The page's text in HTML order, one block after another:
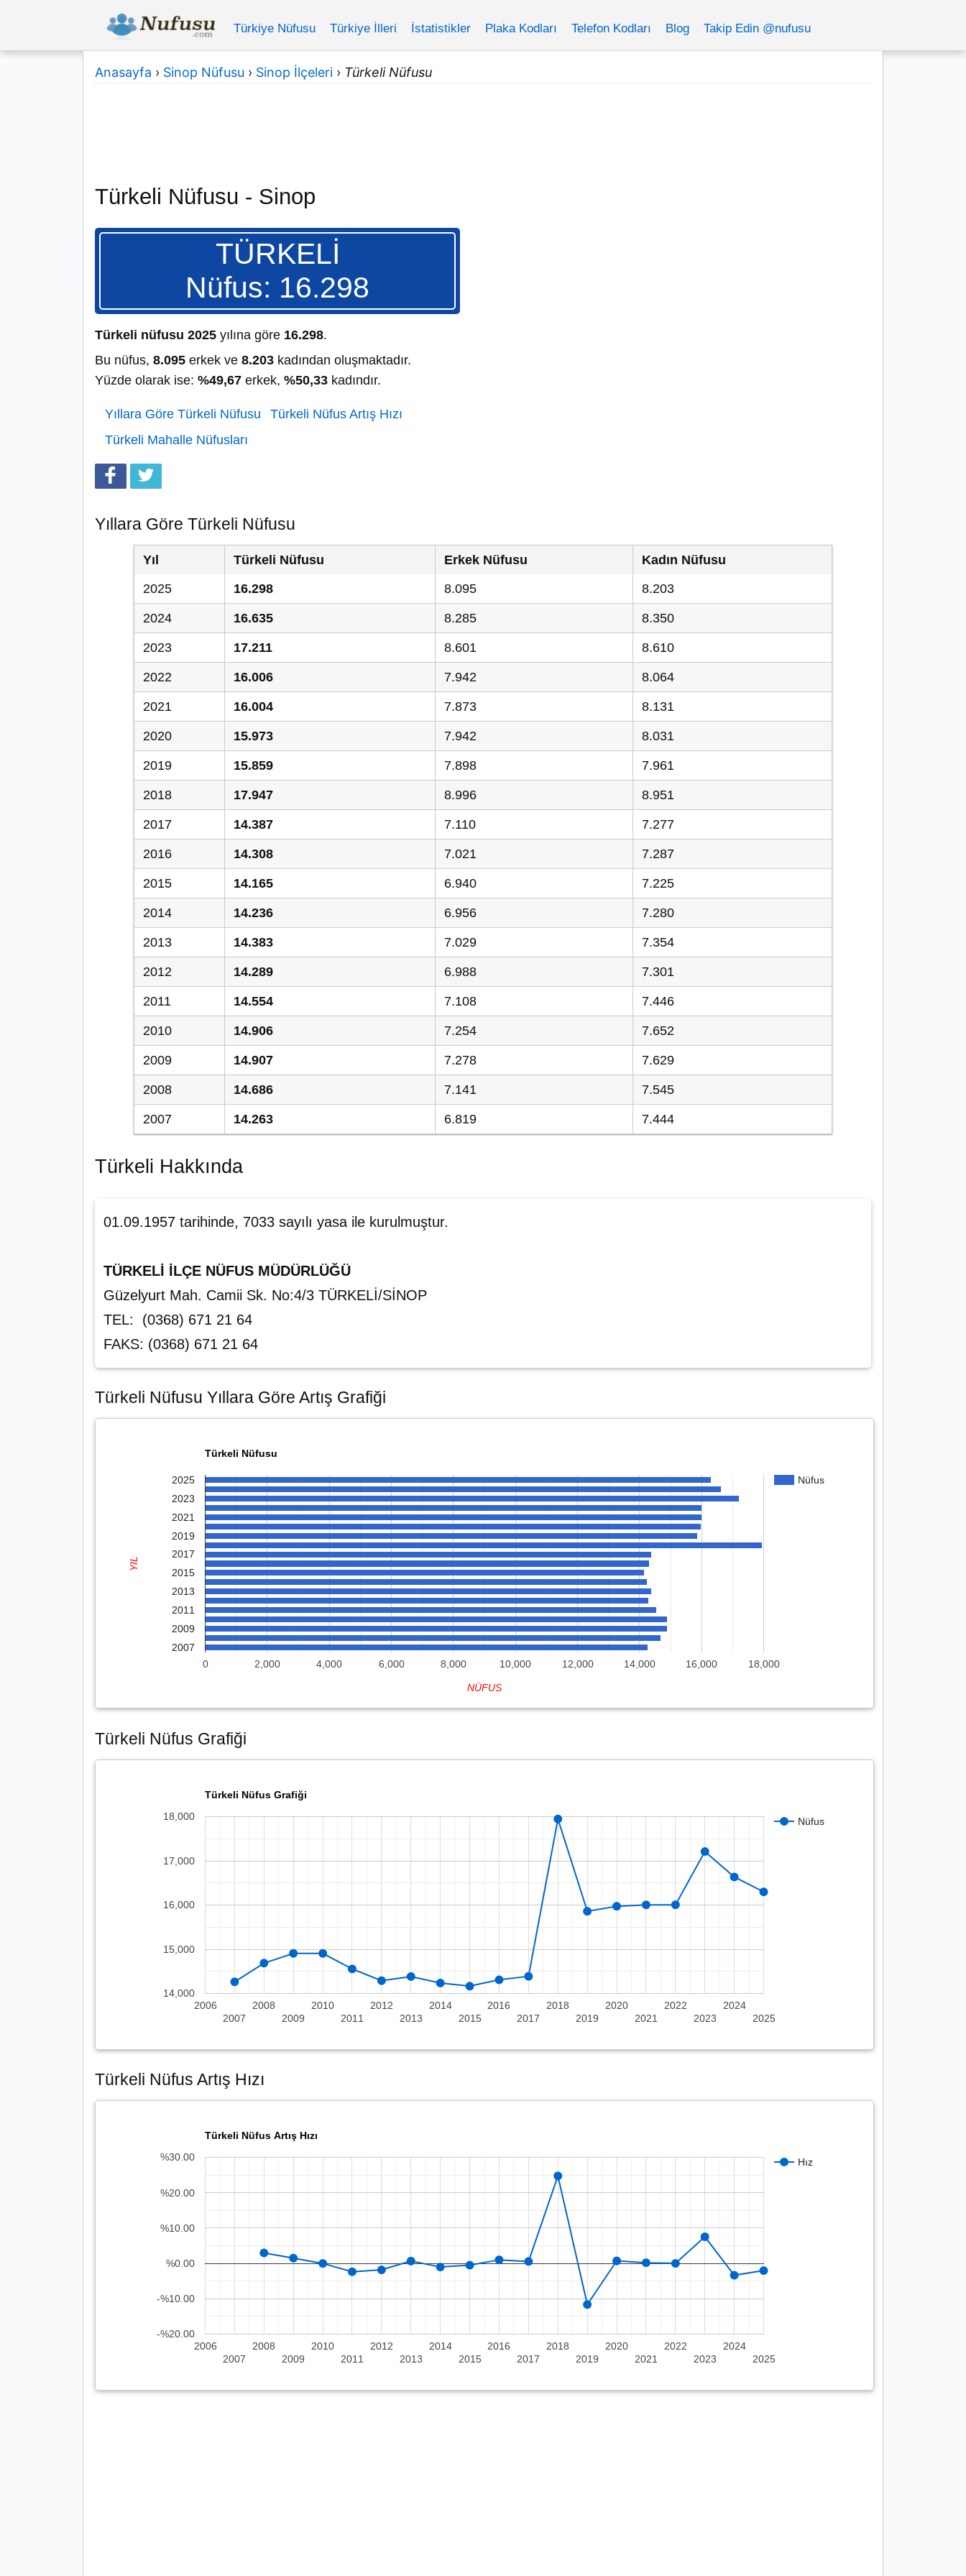
Türkiye Nüfusu Türkiye İlleri İstatistikler Plaka Kodları Telefon Kodları Blog Takip Edin @nufusu
Anasayfa › Sinop Nüfusu › Sinop İlçeleri › Türkeli Nüfusu
Türkeli Nüfusu - Sinop
TÜRKELİ
Nüfus: 16.298
Türkeli nüfusu 2025 yılına göre 16.298.
Bu nüfus, 8.095 erkek ve 8.203 kadından oluşmaktadır.
Yüzde olarak ise: %49,67 erkek, %50,33 kadındır.
Yıllara Göre Türkeli Nüfusu
Türkeli Nüfus Artış Hızı
Türkeli Mahalle Nüfusları
Yıllara Göre Türkeli Nüfusu
Yıl Türkeli Nüfusu Erkek Nüfusu
Kadın Nüfusu
2025
16.298 8.095 8.203
2024 16.635 8.285 8.350
2023 17.211 8.601 8.610
2022 16.006 7.942 8.064
2021 16.004 7.873 8.131
2020 15.973 7.942 8.031
2019 15.859 7.898 7.961
2018 17.947 8.996 8.951
2017 14.387 7.110 7.277
2016 14.308 7.021 7.287
2015 14.165 6.940 7.225
2014 14.236 6.956 7.280
2013 14.383 7.029 7.354
2012 14.289 6.988 7.301
2011 14.554 7.108 7.446
2010 14.906 7.254 7.652
2009 14.907 7.278 7.629
2008 14.686 7.141 7.545
2007 14.263 6.819 7.444
Türkeli Hakkında
01.09.1957 tarihinde, 7033 sayılı yasa ile kurulmuştur.
TÜRKELİ İLÇE NÜFUS MÜDÜRLÜĞÜ
Güzelyurt Mah. Camii Sk. No:4/3 TÜRKELİ/SİNOP
TEL: (0368) 671 21 64
FAKS: (0368) 671 21 64
Türkeli Nüfusu Yıllara Göre Artış Grafiği
Türkeli Nüfusu
Nüfus
0 2,000 4,000 6,000 8,000 10,000 12,000 14,000 16,000 18,000
2025
2023
2021
2019
2017
2015
2013
2011
2009
2007
NÜFUS
YIL
Türkeli Nüfus Grafiği
Türkeli Nüfus Grafiği
Nüfus
2006
2007
2008
2009
2010
2011
2012
2013
2014
2015
2016
2017
2018
2019
2020
2021
2022
2023
2024
2025
14,000
15,000
16,000
17,000
18,000
Türkeli Nüfus Artış Hızı
Türkeli Nüfus Artış Hızı
Hız
2006
2007
2008
2009
2010
2011
2012
2013
2014
2015
2016
2017
2018
2019
2020
2021
2022
2023
2024
2025
-%20.00
-%10.00
%0.00
%10.00
%20.00
%30.00